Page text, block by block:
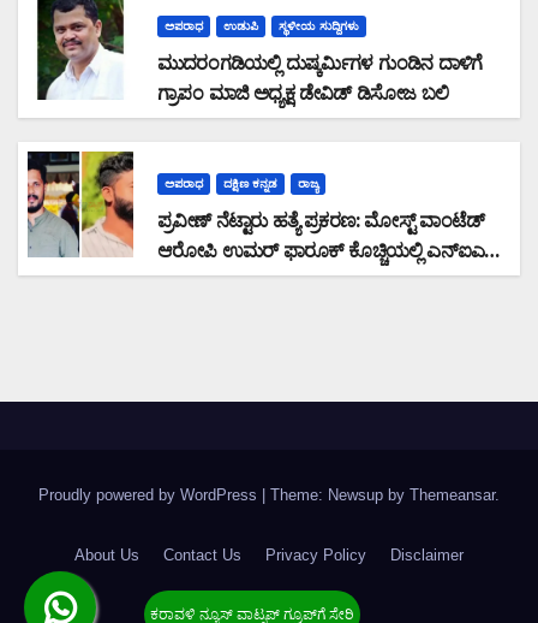
ಅಪರಾಧ ಉಡುಪಿ ಸ್ಥಳೀಯ ಸುದ್ದಿಗಳು
ಮುದರಂಗಡಿಯಲ್ಲಿ ದುಷ್ಕರ್ಮಿಗಳ ಗುಂಡಿನ ದಾಳಿಗೆ
ಗ್ರಾಪಂ ಮಾಜಿ ಅಧ್ಯಕ್ಷ ಡೇವಿಡ್ ಡಿಸೋಜ ಬಲಿ
ಅಪರಾಧ ದಕ್ಷಿಣ ಕನ್ನಡ ರಾಜ್ಯ
ಪ್ರವೀಣ್ ನೆಟ್ಟಾರು ಹತ್ಯೆ ಪ್ರಕರಣ: ಮೋಸ್ಟ್ ವಾಂಟೆಡ್
ಆರೋಪಿ ಉಮರ್ ಫಾರೂಕ್ ಕೊಚ್ಚಿಯಲ್ಲಿ ಎನ್‌ಐಎ
ವಶಕ್ಕೆ
Proudly powered by WordPress | Theme: Newsup by Themeansar.
About Us Contact Us Privacy Policy Disclaimer
Terms & Condition